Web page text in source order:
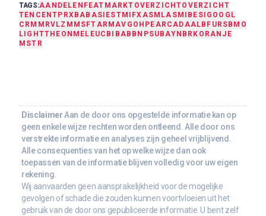
TAGS:AANDELEN FEAT MARKTOVERZICHTOVERZICHT
TENCENT PRX BABASIESTM IFXASMLASMI BESI GOOGL
CRM MRVLZM MSFTARMAVGO HPEARCADAALB FURSBMO
LIGHTTHEON MELEUCB IBAB BNPSU BAYN BRK ORANJE
MSTR
Disclaimer Aan de door ons opgestelde informatie kan op
geen enkele wijze rechten worden ontleend. Alle door ons
verstrekte informatie en analyses zijn geheel vrijblijvend.
Alle consequenties van het op welke wijze dan ook
toepassen van de informatie blijven volledig voor uw eigen
rekening.
Wij aanvaarden geen aansprakelijkheid voor de mogelijke
gevolgen of schade die zouden kunnen voortvloeien uit het
gebruik van de door ons gepubliceerde informatie. U bent zelf